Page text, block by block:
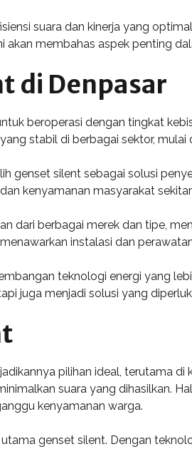
suara dan kinerja yang
akan membahas aspek penting
di Denpasar
beroperasi dengan tingkat
stabil di berbagai sektor, mulai
genset silent sebagai solusi
kenyamanan masyarakat
dari berbagai merek dan tipe,
instalasi dan
teknologi energi yang
juga menjadi solusi yang
pilihan ideal, terutama di
suara yang dihasilkan.
kenyamanan warga.
genset silent. Dengan